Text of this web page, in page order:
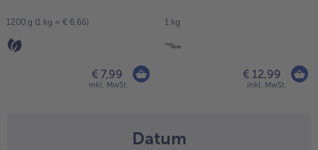
1200 g (1 kg = € 6,66)
€ 7,99
inkl. MwSt.
1 kg
€ 12,99
inkl. MwSt.
Datum